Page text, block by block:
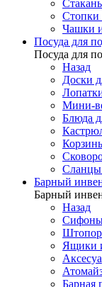
Чашки
Посуда для
Посуда для
Назад
Доски
Мини-
Блюда
Сланцы
Барный
Барный
Назад
Ящики
Барная